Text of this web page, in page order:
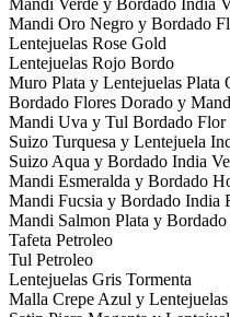
Mandi Oro Negro y Bordado
Lentejuelas Rose Gold
Lentejuelas Rojo Bordo
Muro Plata y Lentejuelas Plata
Bordado Flores Dorado y
Mandi Uva y Tul Bordado Flor
Suizo Turquesa y Lentejuela
Suizo Aqua y Bordado India
Mandi Esmeralda y Bordado
Mandi Fucsia y Bordado India
Mandi Salmon Plata y Bordado
Tafeta Petroleo
Tul Petroleo
Lentejuelas Gris Tormenta
Malla Crepe Azul y